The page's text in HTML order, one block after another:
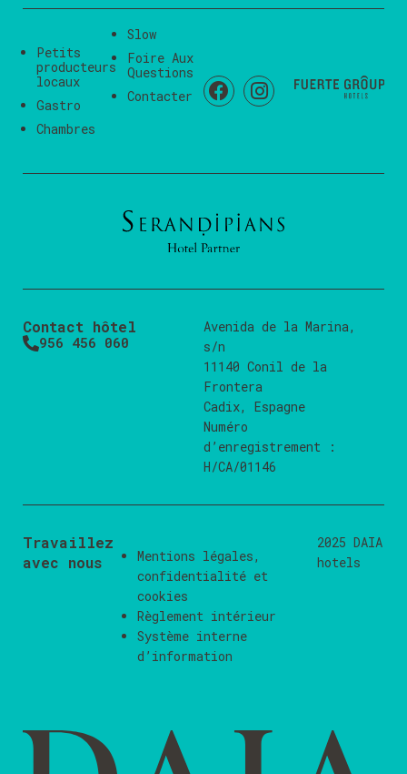
Petits
producteurs
locaux
Gastro
Chambres
Slow
Foire Aux
Questions
Contacter
Contact hôtel
956 456 060
Avenida de la Marina,
s/n
11140 Conil de la
Frontera
Cadix, Espagne
Numéro
d’enregistrement :
H/CA/01146
Travaillez
avec nous
Mentions légales,
confidentialitéet
cookies
Règlement intérieur
Système interne
d’information
2025 DAIA
hotels